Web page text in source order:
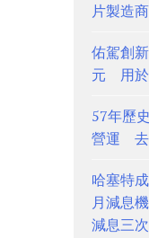
片製造
佑駕創
元 用於
57年歷
營運 去
哈塞特
月減息
減息三次